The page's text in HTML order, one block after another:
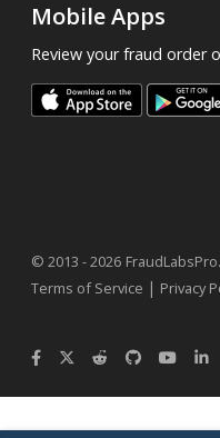
Mobile Apps
Review your fraud order
© 2013 - 2026
Terms of Service | Privacy